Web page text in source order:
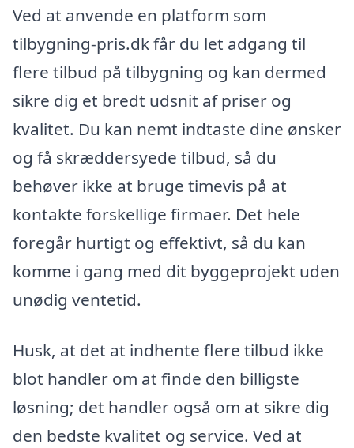
Ved at anvende en platform som
tilbygning-pris.dk får du let adgang til
flere tilbud på tilbygning og kan dermed
sikre dig et bredt udsnit af priser og
kvalitet. Du kan nemt indtaste dine ønsker
og få skræddersyede tilbud, så du
behøver ikke at bruge timevis på at
kontakte forskellige firmaer. Det hele
foregår hurtigt og effektivt, så du kan
komme i gang med dit byggeprojekt uden
unødig ventetid.
Husk, at det at indhente flere tilbud ikke
blot handler om at finde den billigste
løsning; det handler også om at sikre dig
den bedste kvalitet og service. Ved at